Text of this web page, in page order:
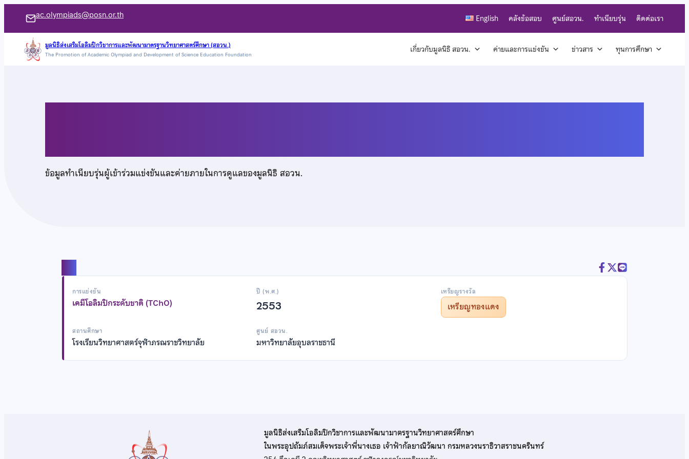
เนื้อหา
ac.olympiads@posn.or.th English คลังข้อสอบ ศูนย์สอวน. ทำเนียบรุ่น ติดต่อเรา
มูลนิธิส่งเสริมโอลิมปิกวิชาการและพัฒนามาตรฐานวิทยาศาสตร์ศึกษา (สอวน.)
The Promotion of Academic Olympiad and Development of Science Education Foundation เกี่ยวกับมูลนิธิ สอวน. ค่ายและการแข่งขัน ข่าวสาร ทุนการศึกษา
ข้อมูลทำเนียบรุ่นผู้เข้าร่วมแข่งขันและค่ายภายในการดูแลของมูลนิธิ สอวน.
การแข่งขัน
เคมีโอลิมปิกระดับชาติ (TChO)
ปี (พ.ศ.)
2553
เหรียญรางวัล
เหรียญทองแดง
สถานศึกษา
โรงเรียนวิทยาศาสตร์จุฬาภรณราชวิทยาลัย
ศูนย์ สอวน.
มหาวิทยาลัยอุบลราชธานี
มูลนิธิส่งเสริมโอลิมปิกวิชาการและพัฒนามาตรฐานวิทยาศาสตร์ศึกษา
ในพระอุปถัมภ์สมเด็จพระเจ้าพี่นางเธอ เจ้าฟ้ากัลยาณิวัฒนา กรมหลวงนราธิวาสราชนครินทร์